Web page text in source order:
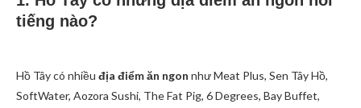
tiếng nào?
Hồ Tây có nhiều địa điểm ăn ngon như Meat Plus, Sen Tây Hồ,
SoftWater, Aozora Sushi, The Fat Pig, 6 Degrees, Bay Buffet,